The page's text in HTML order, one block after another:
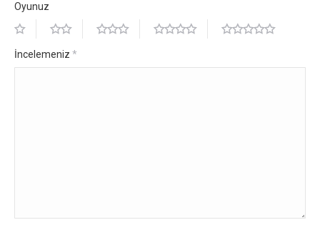
Oyunuz
İncelemeniz *